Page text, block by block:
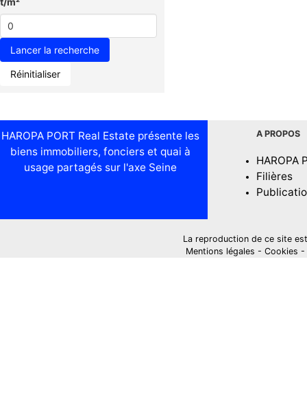
Réinitialiser
HAROPA PORT Real Estate présente les
biens immobiliers, fonciers et quai à
usage partagés sur l'axe Seine
A PROPOS
HAROPA
Filières
La reproduction de ce site
Mentions légales - Cookies -